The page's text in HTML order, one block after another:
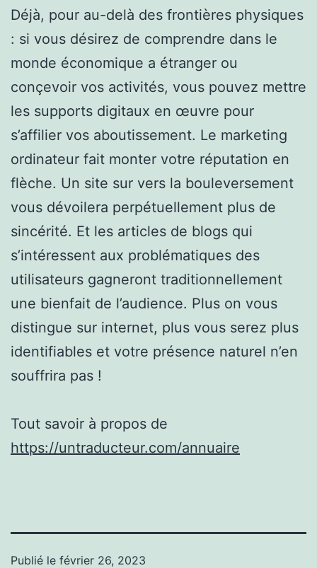
Déjà, pour au-delà des frontières physiques
: si vous désirez de comprendre dans le
monde économique a étranger ou
conçevoir vos activités, vous pouvez mettre
les supports digitaux en œuvre pour
s’affilier vos aboutissement. Le marketing
ordinateur fait monter votre réputation en
flèche. Un site sur vers la bouleversement
vous dévoilera perpétuellement plus de
sincérité. Et les articles de blogs qui
s’intéressent aux problématiques des
utilisateurs gagneront traditionnellement
une bienfait de l’audience. Plus on vous
distingue sur internet, plus vous serez plus
identifiables et votre présence naturel n’en
souffrira pas !
Tout savoir à propos de
https://untraducteur.com/annuaire
Publié le février 26, 2023